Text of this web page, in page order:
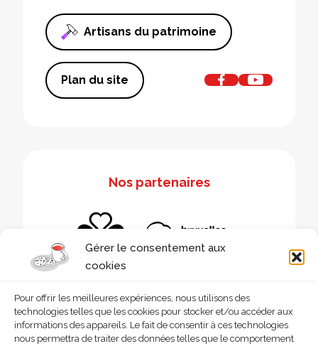
Gérer le consentement aux
cookies
Pour offrir les meilleures expériences, nous utilisons des
technologies telles que les cookies pour stocker et/ou accéder aux
informations des appareils. Le fait de consentir à ces technologies
nous permettra de traiter des données telles que le comportement
Artisans du patrimoine
Plan du site
Nos partenaires